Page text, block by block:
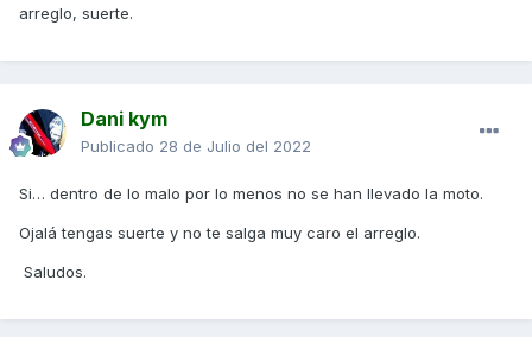
arreglo, suerte.
Dani kym
Publicado 28 de Julio del 2022
Si… dentro de lo malo por lo menos no se han llevado la moto.
Ojalá tengas suerte y no te salga muy caro el arreglo.
Saludos.